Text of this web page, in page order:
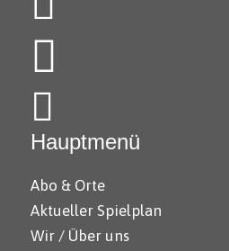
Hauptmenü
Abo & Orte
Aktueller Spielplan
Wir / Über uns